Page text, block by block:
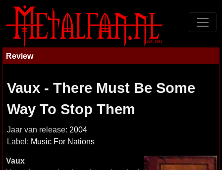
Review
Vaux - There Must Be Some
Way To Stop Them
Jaar van release: 2004
Label: Music For Nations
Vaux